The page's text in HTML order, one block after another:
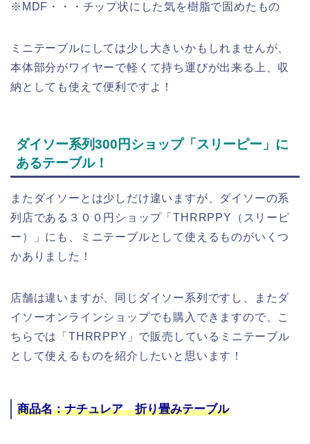
※MDF・・・チップ状にした気を樹脂で固めたもの
ミニテーブルにしては少し大きいかもしれませんが、
本体部分がワイヤーで軽くて持ち運びが出来る上、収
納としても使えて便利ですよ！
ダイソー系列300円ショップ「スリーピー」に
あるテーブル！
またダイソーとは少しだけ違いますが、ダイソーの系
列店である３００円ショップ「THRRPPY（スリーピ
ー）」にも、ミニテーブルとして使えるものがいくつ
かありました！
店舗は違いますが、同じダイソー系列ですし、またダ
イソーオンラインショップでも購入できますので、こ
ちらでは「THRRPPY」で販売しているミニテーブル
として使えるものを紹介したいと思います！
商品名：ナチュレア 折り畳みテーブル